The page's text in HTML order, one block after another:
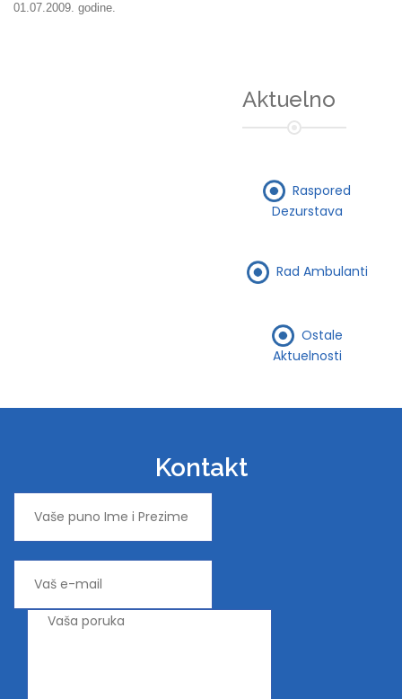
01.07.2009. godine.
Aktuelno
Raspored
Dezurstava
Rad Ambulanti
Ostale
Aktuelnosti
Kontakt